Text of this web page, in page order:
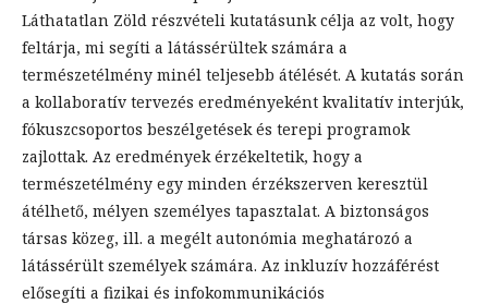
Láthatatlan Zöld részvételi kutatásunk célja az volt, hogy
feltárja, mi segíti a látássérültek számára a
természetélmény minél teljesebb átélését. A kutatás során
a kollaboratív tervezés eredményeként kvalitatív interjúk,
fókuszcsoportos beszélgetések és terepi programok
zajlottak. Az eredmények érzékeltetik, hogy a
természetélmény egy minden érzékszerven keresztül
átélhető, mélyen személyes tapasztalat. A biztonságos
társas közeg, ill. a megélt autonómia meghatározó a
látássérült személyek számára. Az inkluzív hozzáférést
elősegíti a fizikai és infokommunikációs